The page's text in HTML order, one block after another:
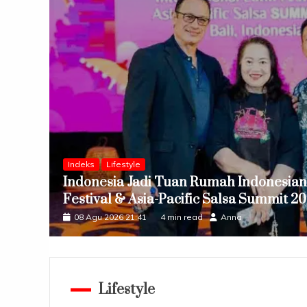
Indeks Lifestyle
Indonesia Jadi Tuan Rumah
Festival & Asia-Pacific Salsa Summit
08 Agu 2026 21:41 4 min read Anna
Lifestyle